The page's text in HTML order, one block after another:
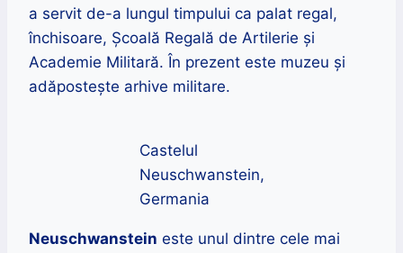
a servit de-a lungul timpului ca palat regal,
închisoare, Școală Regală de Artilerie și
Academie Militară. În prezent este muzeu și
adăpostește arhive militare.
Castelul
Neuschwanstein,
Germania
Neuschwanstein este unul dintre cele mai